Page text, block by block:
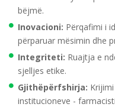
bëjmë.
Inovacioni: Përqafimi i
përparuar mësimin dhe
Integriteti: Ruajtja e
sjelljes etike.
Gjithëpërfshirja:
institucioneve -